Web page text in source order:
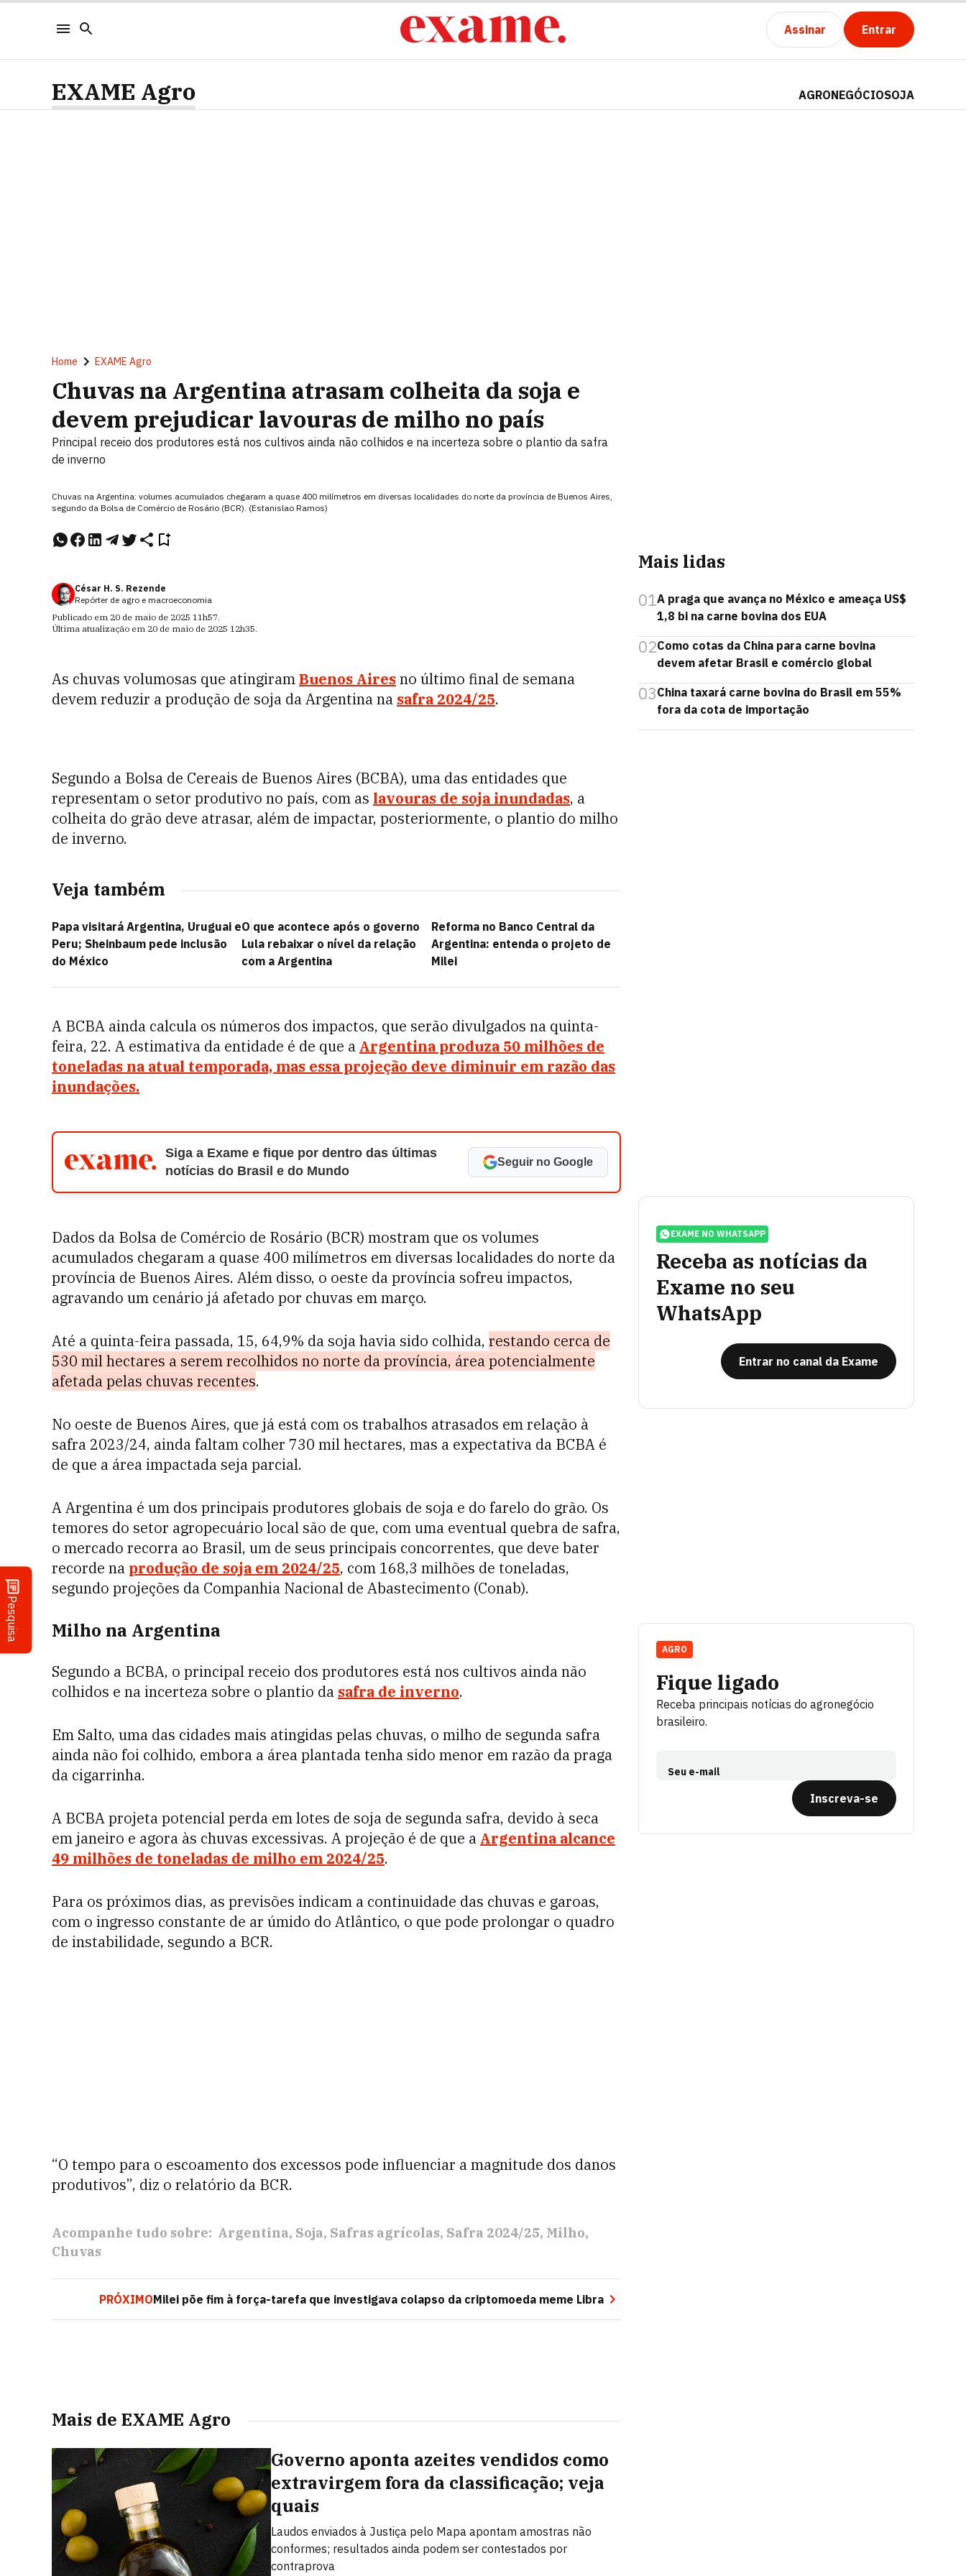
Assinar Entrar
Pesquisa
EXAME Agro AGRONEGÓCIOSOJA
Home EXAME Agro
Chuvas na Argentina atrasam colheita da soja e
devem prejudicar lavouras de milho no país
Principal receio dos produtores está nos cultivos ainda não colhidos e na incerteza sobre o plantio da safra
de inverno
Chuvas na Argentina: volumes acumulados chegaram a quase 400 milímetros em diversas localidades do norte da província de Buenos Aires,
segundo da Bolsa de Comércio de Rosário (BCR). (Estanislao Ramos)
César H. S. Rezende
Repórter de agro e macroeconomia
Publicado em 20 de maio de 2025 11h57.
Última atualização em 20 de maio de 2025 12h35.
As chuvas volumosas que atingiramBuenos Airesno último final de semana
devem reduzir a produção de soja da Argentina na safra 2024/25.
Segundo a Bolsa de Cereais de Buenos Aires (BCBA), uma das entidades que
representam o setor produtivo no país, com as lavouras de soja inundadas, a
colheita do grão deve atrasar, além de impactar, posteriormente, o plantio do milho
de inverno.
Veja também
Papa visitará Argentina, Uruguai e
Peru; Sheinbaum pede inclusão
do México
O que acontece após o governo
Lula rebaixar o nível da relação
com a Argentina
Reforma no Banco Central da
Argentina: entenda o projeto de
Milei
A BCBA ainda calcula os números dos impactos, que serão divulgados na quinta-
feira, 22. A estimativa da entidade é de que a Argentina produza 50 milhões de
toneladas na atual temporada, mas essa projeção deve diminuir em razão das
inundações.
Siga a Exame e fique por dentro das últimas
notícias do Brasil e do Mundo
Seguir no Google
Dados da Bolsa de Comércio de Rosário (BCR) mostram que os volumes
acumulados chegaram a quase 400 milímetros em diversas localidades do norte da
província de Buenos Aires. Além disso, o oeste da província sofreu impactos,
agravando um cenário já afetado por chuvas em março.
Até a quinta-feira passada, 15, 64,9% da soja havia sido colhida, restando cerca de
530 mil hectares a serem recolhidos no norte da província, área potencialmente
afetada pelas chuvas recentes.
No oeste de Buenos Aires, que já está com os trabalhos atrasados em relação à
safra 2023/24, ainda faltam colher 730 mil hectares, mas a expectativa da BCBA é
de que a área impactada seja parcial.
A Argentina é um dos principais produtores globais de soja e do farelo do grão. Os
temores do setor agropecuário local são de que, com uma eventual quebra de safra,
o mercado recorra ao Brasil, um de seus principais concorrentes, que deve bater
recorde na produção de soja em 2024/25, com 168,3 milhões de toneladas,
segundo projeções da Companhia Nacional de Abastecimento (Conab).
Milho na Argentina
Segundo a BCBA, o principal receio dos produtores está nos cultivos ainda não
colhidos e na incerteza sobre o plantio da safra de inverno.
Em Salto, uma das cidades mais atingidas pelas chuvas, o milho de segunda safra
ainda não foi colhido, embora a área plantada tenha sido menor em razão da praga
da cigarrinha.
A BCBA projeta potencial perda em lotes de soja de segunda safra, devido à seca
em janeiro e agora às chuvas excessivas. A projeção é de que a Argentina alcance
49 milhões de toneladas de milho em 2024/25.
Para os próximos dias, as previsões indicam a continuidade das chuvas e garoas,
com o ingresso constante de ar úmido do Atlântico, o que pode prolongar o quadro
de instabilidade, segundo a BCR.
“O tempo para o escoamento dos excessos pode influenciar a magnitude dos danos
produtivos”, diz o relatório da BCR.
Acompanhe tudo sobre: Argentina Soja Safras agrícolas Safra 2024/25 Milho
Chuvas
PRÓXIMOMilei põe fim à força-tarefa que investigava colapso da criptomoeda meme Libra
Mais de EXAME Agro
Governo aponta azeites vendidos como
extravirgem fora da classificação; veja
quais
Laudos enviados à Justiça pelo Mapa apontam amostras não
conformes; resultados ainda podem ser contestados por
contraprova
Mais lidas
01A praga que avança no México e ameaça US$
1,8 bi na carne bovina dos EUA
02Como cotas da China para carne bovina
devem afetar Brasil e comércio global
03China taxará carne bovina do Brasil em 55%
fora da cota de importação
EXAME NO WHATSAPP
Receba as notícias da
Exame no seu
WhatsApp
Entrar no canal da Exame
Fique ligado
Receba principais notícias do agronegócio
brasileiro.
Seu e-mail
Inscreva-se
AGRO